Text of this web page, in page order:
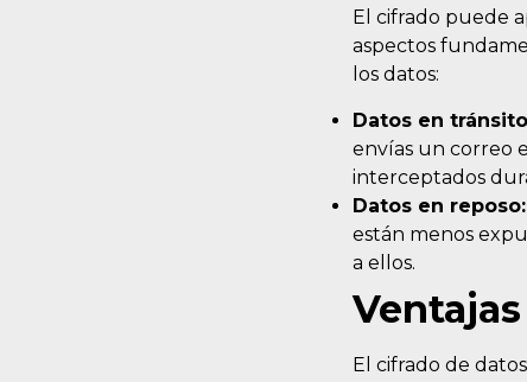
El cifrado puede
aspectos
los datos:
Datos en
envías un correo
interceptados
Datos en reposo:
están menos
a ellos.
El cifrado de